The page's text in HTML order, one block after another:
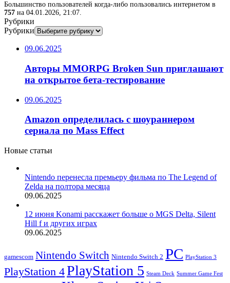
Большинство пользователей когда-либо пользовались интернетом в
757 на 04.01.2026, 21:07.
Рубрики
Рубрики
09.06.2025
Авторы MMORPG Broken Sun приглашают
на открытое бета-тестирование
09.06.2025
Amazon определилась с шоураннером
сериала по Mass Effect
Новые статьи
Nintendo перенесла премьеру фильма по The Legend of
Zelda на полтора месяца
09.06.2025
12 июня Konami расскажет больше о MGS Delta, Silent
Hill f и других играх
09.06.2025
gamescom Nintendo Switch Nintendo Switch 2 PC PlayStation 3
PlayStation 4PlayStation 5 Steam Deck Summer Game Fest